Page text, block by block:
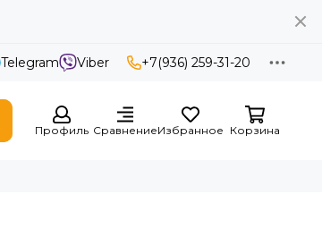
Telegram Viber +7(936) 259-31-20
Профиль СравнениеИзбранное Корзина